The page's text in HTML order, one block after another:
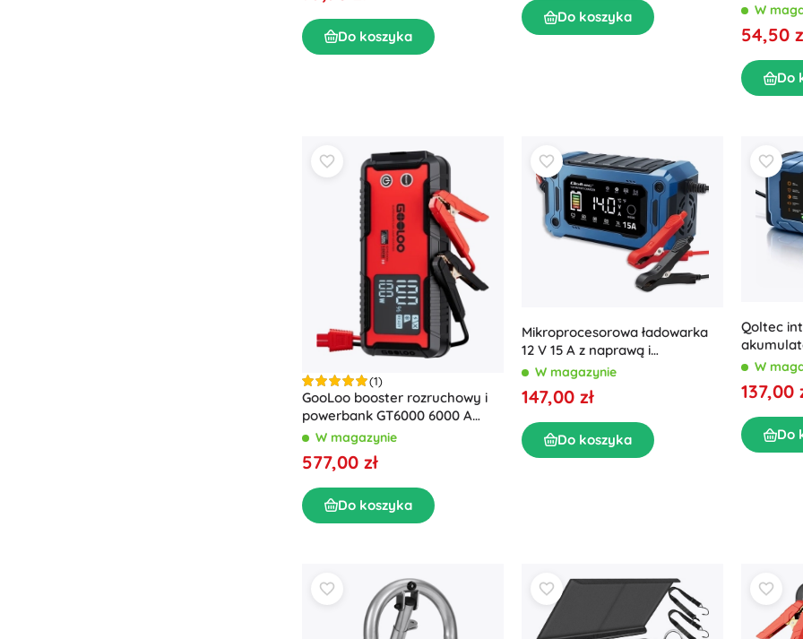
Do koszyka
Do koszyka W
54,50
Do
(1)
GooLoo booster rozruchowy i
powerbank GT6000 6000 A
27000 mAh 100 W
W magazynie
577,00 zł
Do koszyka
Mikroprocesorowa ładowarka
12 V 15 A z naprawą i
podtrzymaniem, LCD, do AGM,
W magazynie
147,00 zł
Do koszyka
Qoltec
funkcją
AGM/
W
137,00
Do